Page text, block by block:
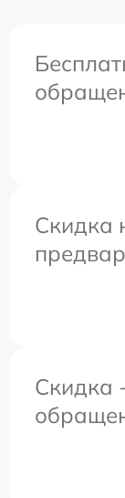
Скидка
Скидка